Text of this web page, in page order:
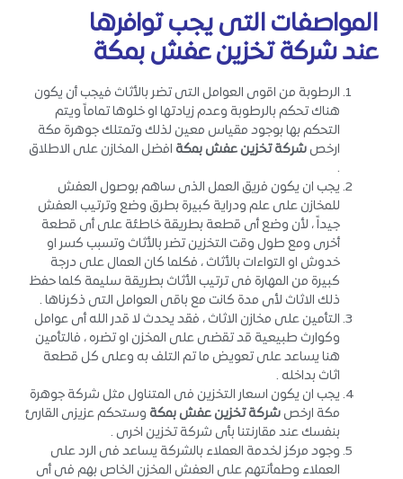
المواصفات التى يجب توافرها
عند شركة تخزين عفش بمكة
الرطوبة من اقوى العوامل التى تضر بالأثاث فيجب أن يكون
هناك تحكم بالرطوبة وعدم زيادتها او خلوها تماماً ويتم
التحكم بها بوجود مقياس معين لذلك وتمتلك جوهرة مكة
ارخص شركة تخزين عفش بمكة افضل المخازن على الاطلاق
.
يجب ان يكون فريق العمل الذى ساهم بوصول العفش
للمخازن على علم ودراية كبيرة بطرق وضع وترتيب العفش
جيداً ، لأن وضع أى قطعة بطريقة خاطئة على أى قطعة
أخرى ومع طول وقت التخزين تضر بالأثاث وتسبب كسر او
خدوش او التواءات بالأثاث ، فكلما كان العمال على درجة
كبيرة من المهارة فى ترتيب الأثاث بطريقة سليمة كلما حفظ
ذلك الاثاث لأى مدة كانت مع باقى العوامل التى ذكرناها .
التأمين على مخازن الاثاث ، فقد يحدث لا قدر الله أى عوامل
وكوارث طبيعية قد تقضى على المخزن او تضره ، فالتأمين
هنا يساعد على تعويض ما تم التلف به وعلى كل قطعة
اثاث بداخله .
يجب ان يكون اسعار التخزين فى المتناول مثل شركة جوهرة
مكة ارخص شركة تخزين عفش بمكة وستحكم عزيزى القارئ
بنفسك عند مقارنتنا بأى شركة تخزين اخرى .
وجود مركز لخدمة العملاء بالشركة يساعد فى الرد على
العملاء وطمأنتهم على العفش المخزن الخاص بهم فى أى